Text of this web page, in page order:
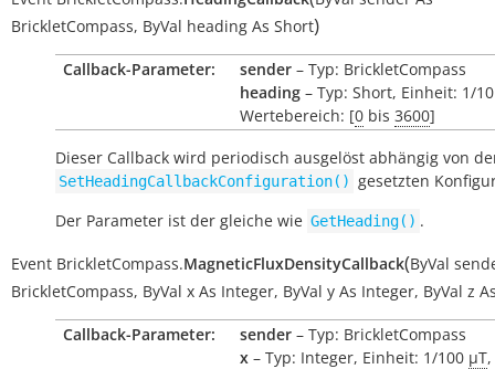
BrickletCompass, ByVal heading As Short)
Callback-Parameter: sender – Typ: BrickletCompass
heading – Typ: Short, Einheit: 1/
Wertebereich: [0 bis 3600]
Dieser Callback wird periodisch ausgelöst abhängig von
SetHeadingCallbackConfiguration() gesetzten
Der Parameter ist der gleiche wie GetHeading() .
Event BrickletCompass.MagneticFluxDensityCallback(ByVal
BrickletCompass, ByVal x As Integer, ByVal y As Integer, ByVal z
Callback-Parameter: sender – Typ: BrickletCompass
x – Typ: Integer, Einheit: 1/100 µT,